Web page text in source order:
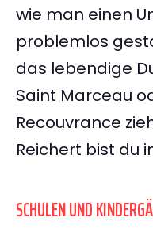
wie man einen
problemlos
das lebendige
Saint Marceau
Recouvrance
Reichert bist du
SCHULEN UND